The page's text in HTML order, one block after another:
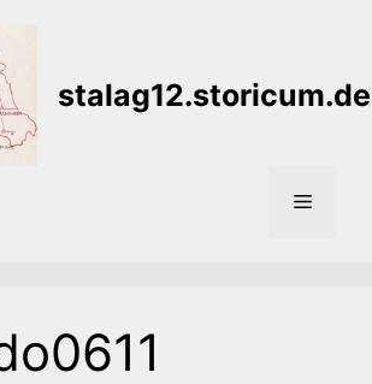
stalag12.storicum.de
Menu